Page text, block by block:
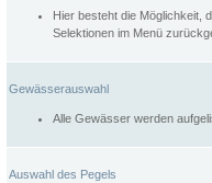
Hier besteht die Möglichkeit,
Selektionen im Menü
Gewässerauswahl
Alle Gewässer werden
Auswahl des Pegels